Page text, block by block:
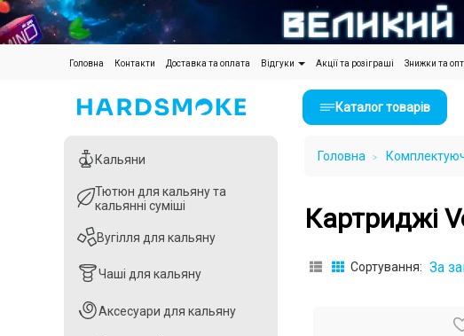
Головна (current)
Контакти Доставка та оплата Відгуки Акції та розіграші Знижки та опт
Каталог товарів
Кальяни
Тютюн для кальяну та
кальянні суміші
Вугілля для кальяну
Чаші для кальяну
Аксесуари для кальяну
Кальяни
Тютюн для кальяну та
кальянні суміші
Вугілля для кальяну
Чаші для кальяну
Аксесуари для кальяну
Головна
Картриджі
Сортування: За